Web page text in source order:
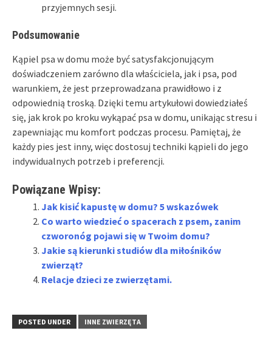
przyjemnych sesji.
Podsumowanie
Kąpiel psa w domu może być satysfakcjonującym
doświadczeniem zarówno dla właściciela, jak i psa, pod
warunkiem, że jest przeprowadzana prawidłowo i z
odpowiednią troską. Dzięki temu artykułowi dowiedziałeś
się, jak krok po kroku wykąpać psa w domu, unikając stresu i
zapewniając mu komfort podczas procesu. Pamiętaj, że
każdy pies jest inny, więc dostosuj techniki kąpieli do jego
indywidualnych potrzeb i preferencji.
Powiązane Wpisy:
Jak kisić kapustę w domu? 5 wskazówek
Co warto wiedzieć o spacerach z psem, zanim
czworonóg pojawi się w Twoim domu?
Jakie są kierunki studiów dla miłośników
zwierząt?
Relacje dzieci ze zwierzętami.
POSTED UNDER INNE ZWIERZĘTA